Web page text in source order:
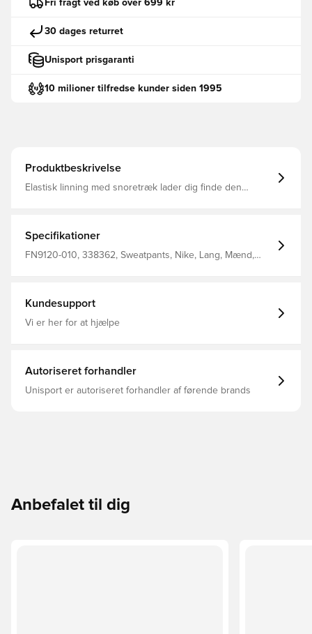
Fri fragt ved køb over 699 kr
30 dages returret
Unisport prisgaranti
10 milioner tilfredse kunder siden 1995
Produktbeskrivelse
Elastisk linning med snoretræk lader dig finde den
Kontrastbåndene fremhæver sømmene og giver det
karakteristiske Tech Fleece-look Ribmanchetterne viser
dine yndlingssneakers frem 66% bomuld 34% polyester
Specifikationer
FN9120-010, 338362, Sweatpants, Nike, Lang, Mænd,
Kundesupport
Vi er her for at hjælpe
Autoriseret forhandler
Unisport er autoriseret forhandler af førende brands
Anbefalet til dig